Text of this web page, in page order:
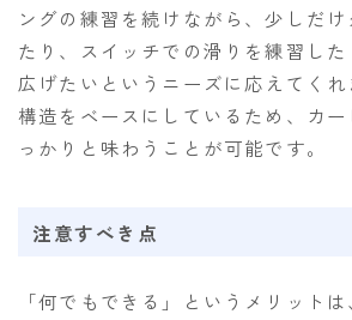
ングの練習を続けながら、少しだ
たり、スイッチでの滑りを練習し
広げたいというニーズに応えてく
構造をベースにしているため、カ
っかりと味わうことが可能です。
注意すべき点
「何でもできる」というメリット